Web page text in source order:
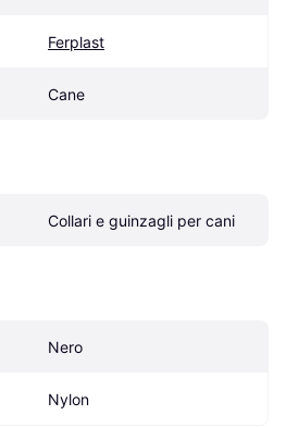
Ferplast
Cane
Collari e guinzagli per cani
Nero
Nylon